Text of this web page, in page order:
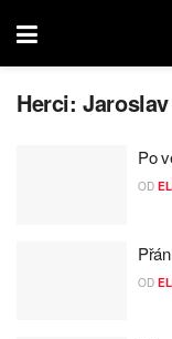
Herci:
Po
OD
OD